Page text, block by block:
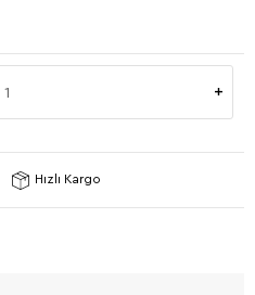
Hızlı Kargo